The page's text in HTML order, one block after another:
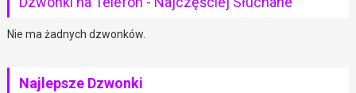
Nie ma żadnych dzwonków.
Najlepsze Dzwonki